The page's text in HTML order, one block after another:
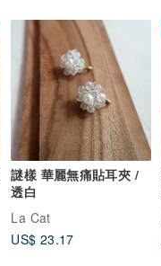
謎樣 華麗無痛貼耳夾 /
透白
La Cat
US$ 23.17